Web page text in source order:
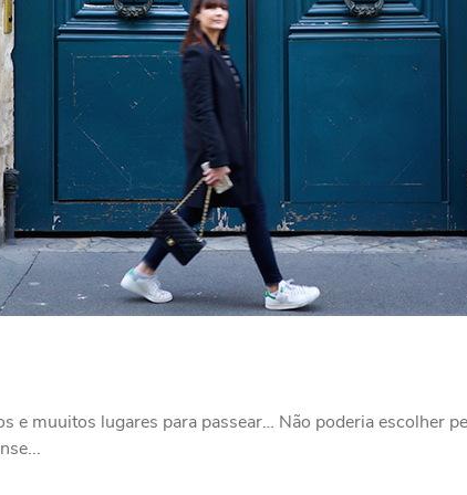
e muuitos lugares para passear… Não poderia escolher